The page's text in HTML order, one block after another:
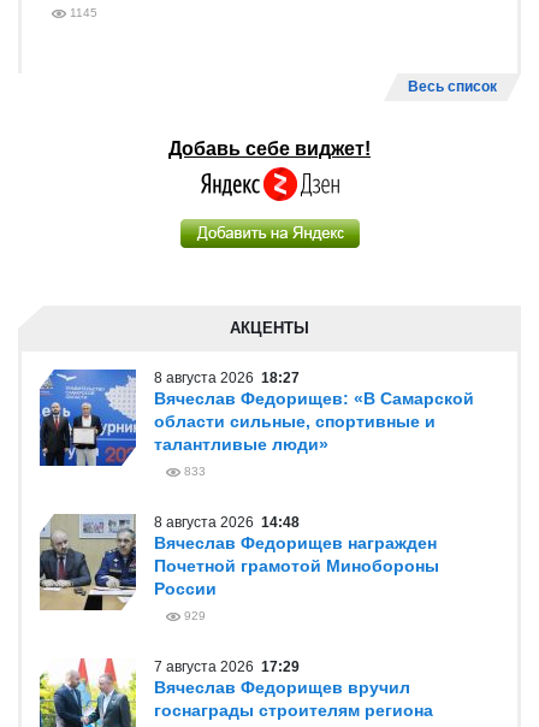
1145
Весь список
Добавь себе виджет!
АКЦЕНТЫ
8 августа 2026 18:27
Вячеслав Федорищев: «В Самарской
области сильные, спортивные и
талантливые люди»
833
8 августа 2026 14:48
Вячеслав Федорищев награжден
Почетной грамотой Минобороны
России
929
7 августа 2026 17:29
Вячеслав Федорищев вручил
госнаграды строителям региона